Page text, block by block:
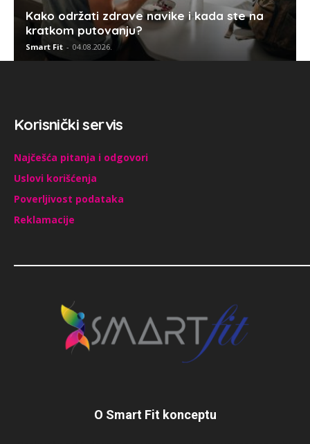
Kako održati zdrave navike i kada ste na
kratkom putovanju?
Smart Fit - 04.08.2026.
Korisnički servis
Najčešća pitanja i odgovori
Uslovi korišćenja
Poverljivost podataka
Reklamacije
O Smart Fit konceptu